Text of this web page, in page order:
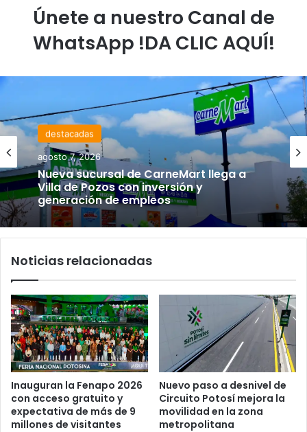
Únete a nuestro Canal de
WhatsApp !DA CLIC AQUÍ!
destacadas
agosto 7, 2026
Nueva sucursal de CarneMart llega a
Villa de Pozos con inversión y
generación de empleos
Noticias relacionadas
Inauguran la Fenapo 2026
con acceso gratuito y
expectativa de más de 9
millones de visitantes
Nuevo paso a desnivel de
Circuito Potosí mejora la
movilidad en la zona
metropolitana